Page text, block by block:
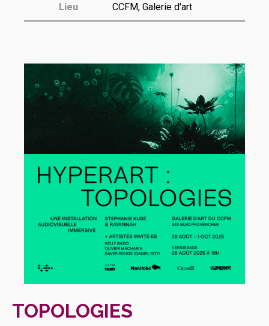
Lieu CCFM, Galerie d'art
TOPOLOGIES